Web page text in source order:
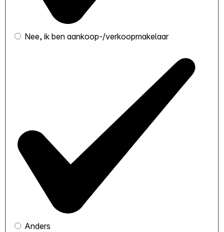
Nee, ik ben aankoop-/verkoopmakelaar
Anders